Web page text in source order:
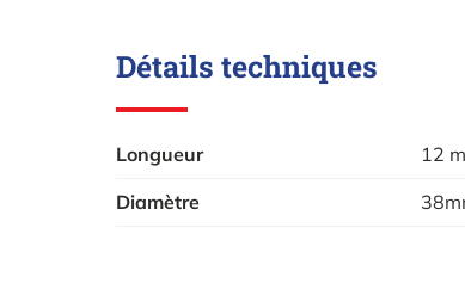
Détails techniques
Longueur
12 m
Diamètre